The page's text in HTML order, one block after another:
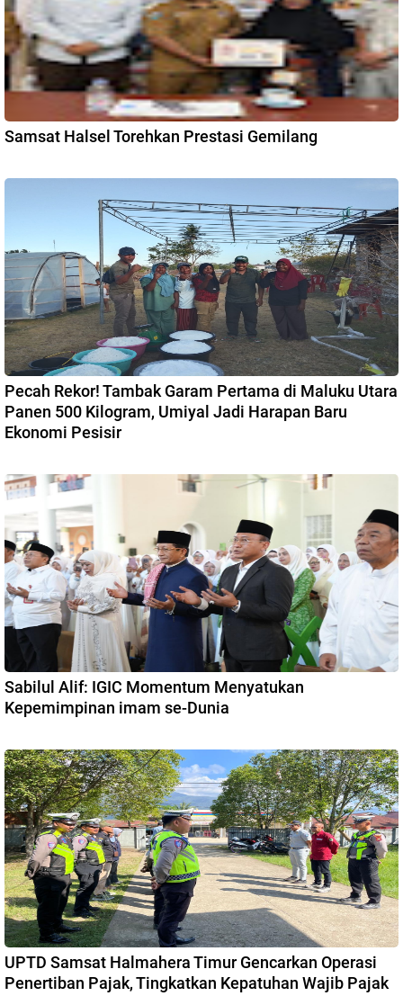
Samsat Halsel Torehkan Prestasi Gemilang
Pecah Rekor! Tambak Garam Pertama di Maluku Utara
Panen 500 Kilogram, Umiyal Jadi Harapan Baru
Ekonomi Pesisir
Sabilul Alif: IGIC Momentum Menyatukan
Kepemimpinan imam se-Dunia
UPTD Samsat Halmahera Timur Gencarkan Operasi
Penertiban Pajak, Tingkatkan Kepatuhan Wajib Pajak